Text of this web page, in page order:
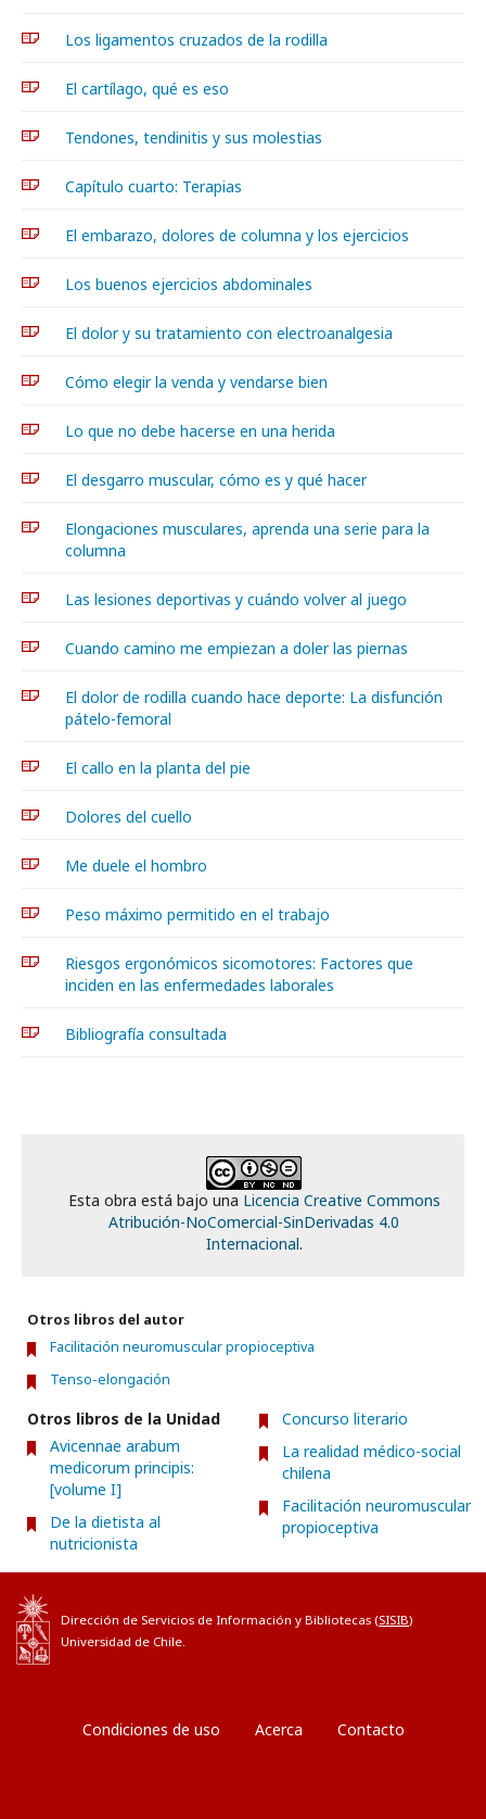
Los ligamentos cruzados de la rodilla
El cartílago, qué es eso
Tendones, tendinitis y sus molestias
Capítulo cuarto: Terapias
El embarazo, dolores de columna y los ejercicios
Los buenos ejercicios abdominales
El dolor y su tratamiento con electroanalgesia
Cómo elegir la venda y vendarse bien
Lo que no debe hacerse en una herida
El desgarro muscular, cómo es y qué hacer
Elongaciones musculares, aprenda una serie para la
columna
Las lesiones deportivas y cuándo volver al juego
Cuando camino me empiezan a doler las piernas
El dolor de rodilla cuando hace deporte: La disfunción
pátelo-femoral
El callo en la planta del pie
Dolores del cuello
Me duele el hombro
Peso máximo permitido en el trabajo
Riesgos ergonómicos sicomotores: Factores que
inciden en las enfermedades laborales
Bibliografía consultada
Esta obra está bajo una Licencia Creative Commons
Atribución-NoComercial-SinDerivadas 4.0
Internacional.
Otros libros del autor
Facilitación neuromuscular propioceptiva
Tenso-elongación
Otros libros de la Unidad
Avicennae arabum
medicorum principis:
[volume I]
De la dietista al
nutricionista
Concurso literario
La realidad médico-social
chilena
Facilitación neuromuscular
propioceptiva
Dirección de Servicios de Información y Bibliotecas (SISIB)
Universidad de Chile.
Condiciones de uso Acerca Contacto